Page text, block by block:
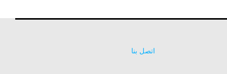
اتصل بنا